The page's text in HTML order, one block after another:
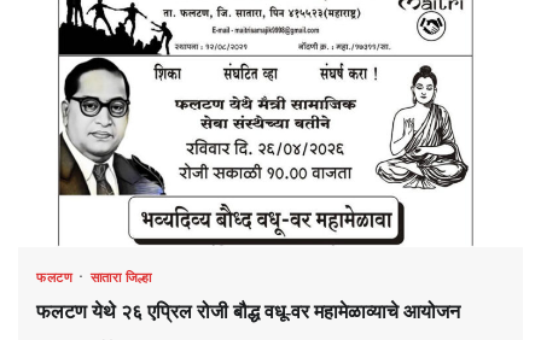
फलटण सातारा जिल्हा
फलटण येथे २६ एप्रिल रोजी बौद्ध वधू-वर महामेळाव्याचे आयोजन